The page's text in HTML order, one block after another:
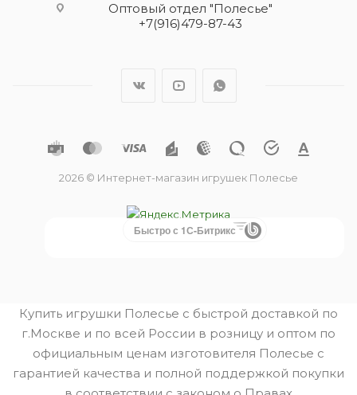
Оптовый отдел "Полесье"
+7(916)479-87-43
2026 © Интернет-магазин игрушек Полесье
Быстро с 1С-Битрикс
Купить игрушки Полесье с быстрой доставкой по
г.Москве и по всей России в розницу и оптом по
официальным ценам изготовителя Полесье с
гарантией качества и полной поддержкой покупки